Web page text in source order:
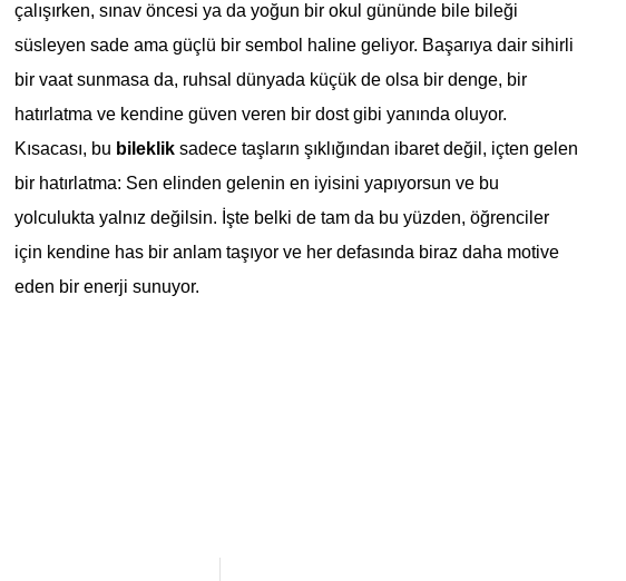
çalışırken, sınav öncesi ya da yoğun bir okul gününde bile bileği
süsleyen sade ama güçlü bir sembol haline geliyor. Başarıya dair sihirli
bir vaat sunmasa da, ruhsal dünyada küçük de olsa bir denge, bir
hatırlatma ve kendine güven veren bir dost gibi yanında oluyor.
Kısacası, bu bileklik sadece taşların şıklığından ibaret değil, içten gelen
bir hatırlatma: Sen elinden gelenin en iyisini yapıyorsun ve bu
yolculukta yalnız değilsin. İşte belki de tam da bu yüzden, öğrenciler
için kendine has bir anlam taşıyor ve her defasında biraz daha motive
eden bir enerji sunuyor.